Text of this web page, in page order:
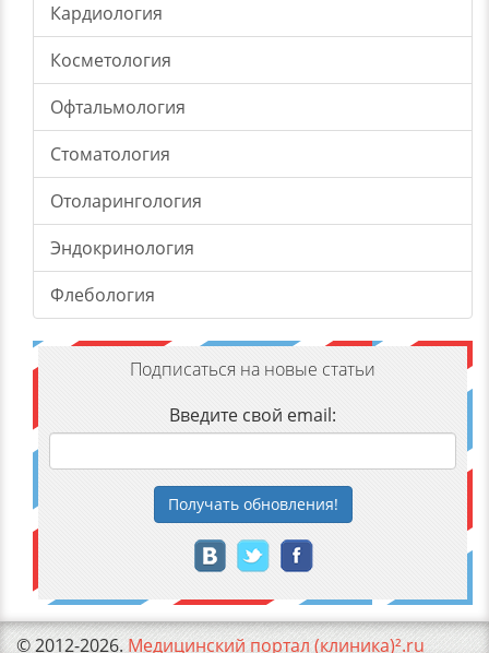
Кардиология
Косметология
Офтальмология
Стоматология
Отоларингология
Эндокринология
Флебология
Подписаться на новые статьи
Введите свой email:
Получатьобновления!
© 2012-2026. Медицинский портал (клиника)².ru